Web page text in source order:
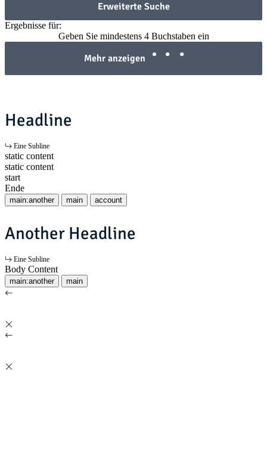
Erweiterte Suche
Ergebnisse für:
Geben Sie mindestens 4 Buchstaben ein
Mehr anzeigen
Headline
Eine Subline
static content
static content
start
Ende
main:another main account
Another Headline
Eine Subline
Body Content
main:another main